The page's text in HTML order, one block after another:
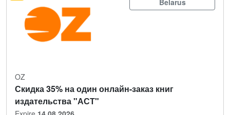
OZ
Скидка 35% на один онлайн-заказ книг
издательства "АСТ"